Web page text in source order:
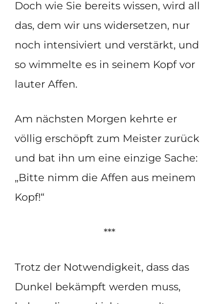
Doch wie Sie bereits wissen, wird all
das, dem wir uns widersetzen, nur
noch intensiviert und verstärkt, und
so wimmelte es in seinem Kopf vor
lauter Affen.
Am nächsten Morgen kehrte er
völlig erschöpft zum Meister zurück
und bat ihn um eine einzige Sache:
„Bitte nimm die Affen aus meinem
Kopf!“
***
Trotz der Notwendigkeit, dass das
Dunkel bekämpft werden muss,